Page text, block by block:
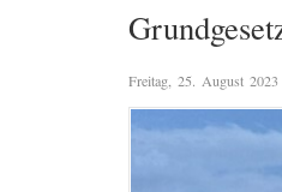
Freitag, 25. August 2023